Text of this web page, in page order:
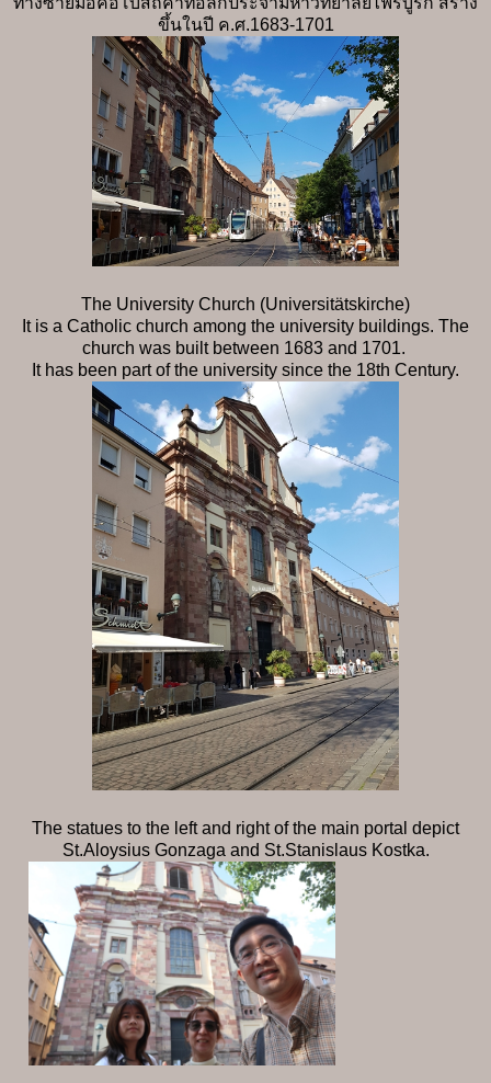
ขึ้นในปี ค.ศ.1683-1701
The University Church (Universitätskirche)
It is a Catholic church among the university buildings. The
church was built between 1683 and 1701.
It has been part of the university since the 18th Century.
The statues to the left and right of the main portal depict
St.Aloysius Gonzaga and St.Stanislaus Kostka.